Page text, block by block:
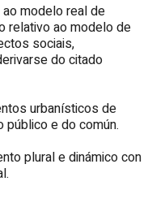
modelo real de
relativo ao modelo de
sociais,
do citado
urbanísticos de
e do común.
plural e dinámico con